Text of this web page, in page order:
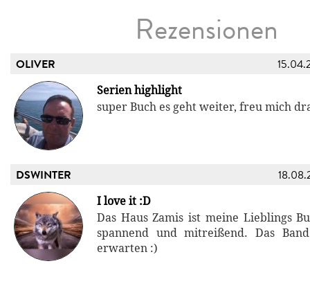
Rezensionen
OLIVER
Serien highlight
super Buch es geht weiter, freu mich
DSWINTER
I love it :D
Das Haus Zamis ist meine Lieblings
spannend und mitreißend. Das
erwarten :)